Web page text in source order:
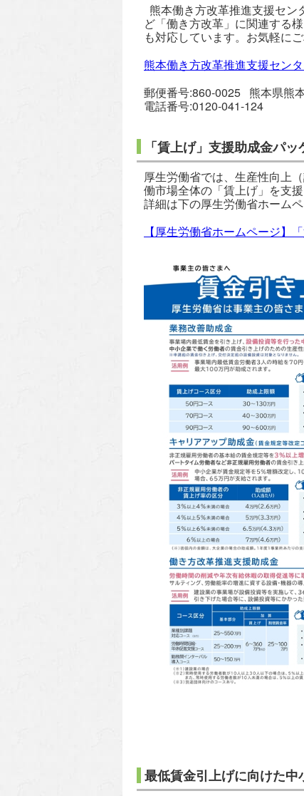
熊本働き方改革推進支援セ
ど「働き方改革」に関連する
も対応しています。お気軽にご
熊本働き方改革推進支援セン
郵便番号:860-0025 熊本県熊
電話番号:0120-041-124
「賃上げ」支援助成金パッ
厚生労働省では、生産性向上
働市場全体の「賃上げ」を支
詳細は下の厚生労働省ホーム
【厚生労働省ホームページ】
最低賃金引上げに向けた